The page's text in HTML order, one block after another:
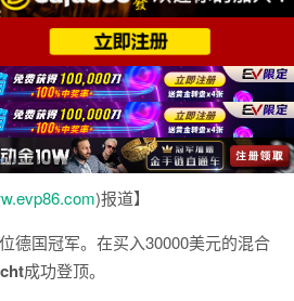
)报道】
德国冠军。在买入30000美元的混合
成功登顶。